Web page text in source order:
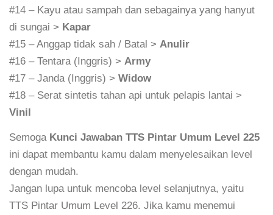
#14 – Kayu atau sampah dan sebagainya yang hanyut
di sungai > Kapar
#15 – Anggap tidak sah / Batal > Anulir
#16 – Tentara (Inggris) > Army
#17 – Janda (Inggris) > Widow
#18 – Serat sintetis tahan api untuk pelapis lantai >
Vinil
Semoga Kunci Jawaban TTS Pintar Umum Level 225
ini dapat membantu kamu dalam menyelesaikan level
dengan mudah.
Jangan lupa untuk mencoba level selanjutnya, yaitu
TTS Pintar Umum Level 226. Jika kamu menemui